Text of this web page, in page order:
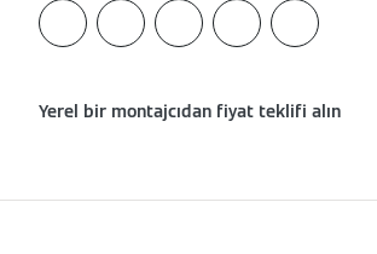
Yerel bir montajcıdan fiyat teklifi alın